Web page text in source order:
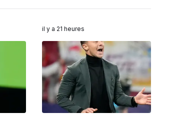
il y a 21 heures